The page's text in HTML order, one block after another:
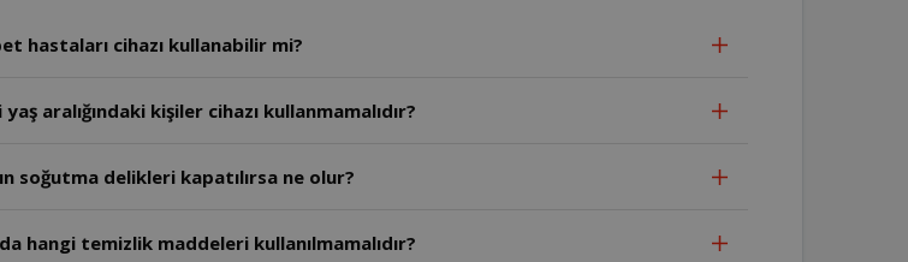
hastaları cihazı kullanabilir mi?
aralığındaki kişiler cihazı kullanmamalıdır?
soğutma delikleri kapatılırsa ne olur?
hangi temizlik maddeleri kullanılmamalıdır?